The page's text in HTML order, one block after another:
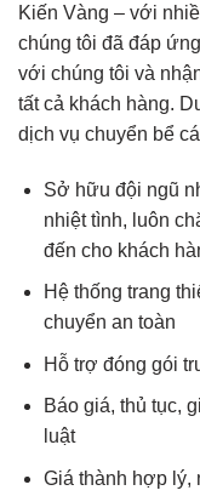
Kiến Vàng – với
chúng tôi đã đáp
với chúng tôi và
tất cả khách hàng.
dịch vụ chuyển bể
Sở hữu đội ngũ
nhiệt tình, luôn
đến cho khách
Hệ thống trang
chuyển an toàn
Hỗ trợ đóng gói
Báo giá, thủ tục,
luật
Giá thành hợp lý,